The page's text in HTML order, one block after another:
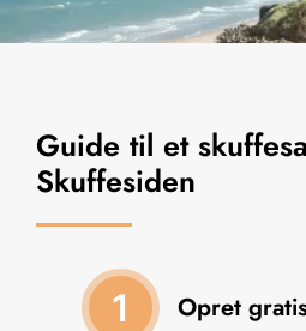
Guide til et
Skuffesiden
1 Opret